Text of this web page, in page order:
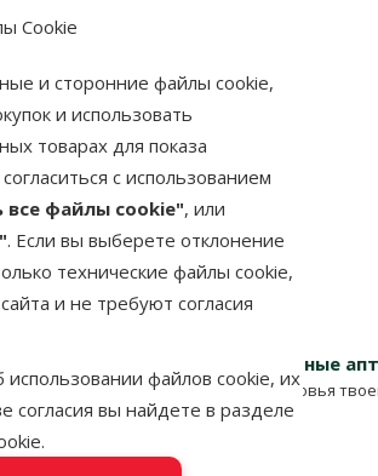
Cookie
и сторонние файлы cookie,
и использовать
товарах для показа
с использованием
все файлы cookie", или
. Если вы выберете отклонение
технические файлы cookie,
и не требуют согласия
файлов cookie, их
согласия вы найдете в разделе
.
0
0
готовы помочь.
Ветеринарные
Все для здоровья